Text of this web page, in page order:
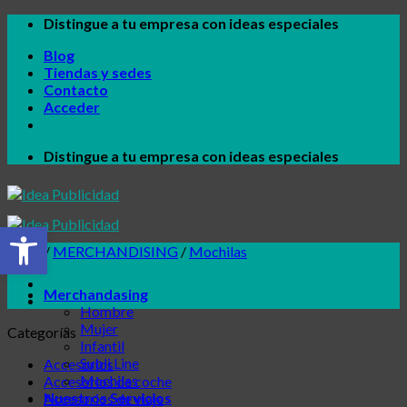
Skip
content
Distingue a tu empresa con ideas especiales
Blog
Tiendas y sedes
Contacto
Acceder
Distingue a tu empresa con ideas especiales
Merchandasing
Hombre
Mujer
Infantil
Subli Line
Mochilas
Nuestros Servicios
Inicio / MERCHANDISING / Mochilas
Categorías
Accesorios
Accesorios de coche
Accesorios de viaje
Abrir barra de herramientas